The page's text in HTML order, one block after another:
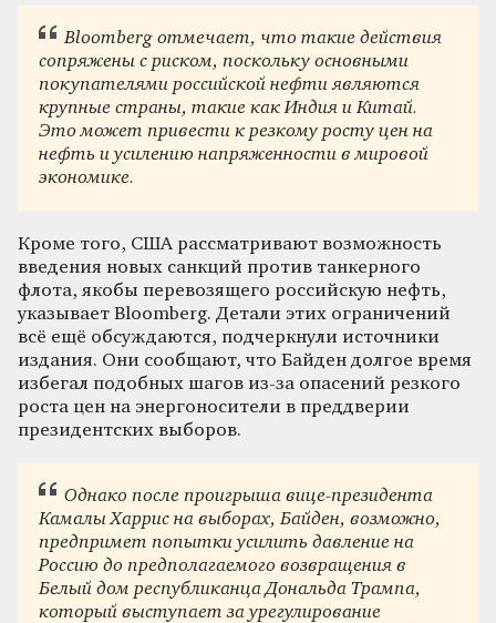
Bloomberg отмечает, что такие действия
сопряжены с риском, поскольку основными
покупателями российской нефти являются
крупные страны, такие как Индия и Китай.
Это может привести к резкому росту цен на
нефть и усилению напряженности в мировой
экономике.
Кроме того, США рассматривают возможность
введения новых санкций против танкерного
флота, якобы перевозящего российскую нефть,
указывает Bloomberg. Детали этих ограничений
всё ещё обсуждаются, подчеркнули источники
издания. Они сообщают, что Байден долгое время
избегал подобных шагов из-за опасений резкого
роста цен на энергоносители в преддверии
президентских выборов.
Однако после проигрыша вице-президента
Камалы Харрис на выборах, Байден, возможно,
предпримет попытки усилить давление на
Россию до предполагаемого возвращения в
Белый дом республиканца Дональда Трампа,
который выступает за урегулирование